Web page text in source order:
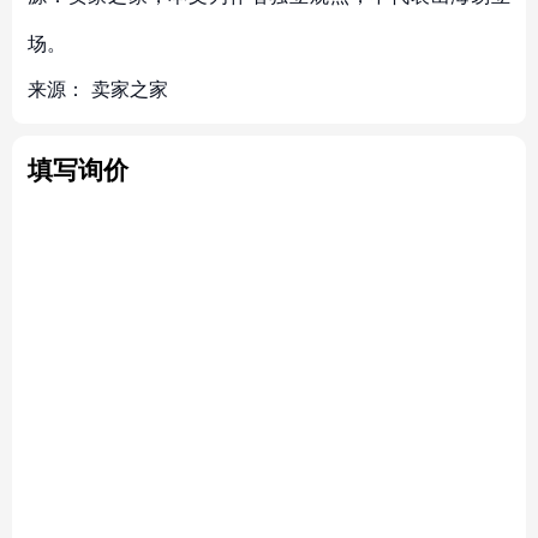
场。
来源： 卖家之家
填写询价